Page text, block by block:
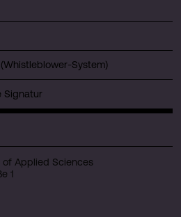
System)
Signatur
of Applied Sciences
1